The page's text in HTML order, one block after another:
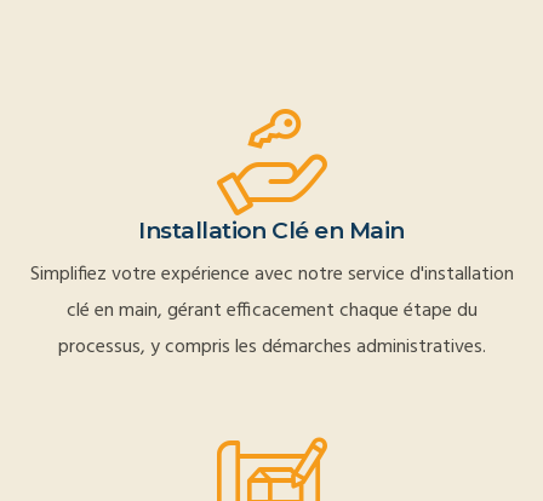
Installation Clé en Main
Simplifiez votre expérience avec notre service d'installation
clé en main, gérant efficacement chaque étape du
processus, y compris les démarches administratives.